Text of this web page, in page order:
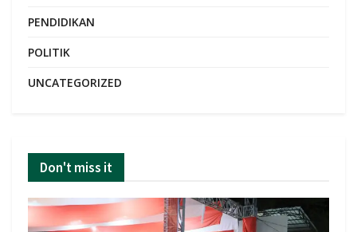
PENDIDIKAN
POLITIK
UNCATEGORIZED
Don't miss it